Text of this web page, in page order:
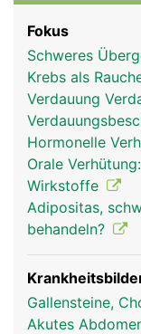
Rubriken
und führen sie
Dünndarm zu.
Gallenblase ab
Zustand
aus dem
sich die
frei. Da die
Dünndarm
notwendig,
Fokus
Schweres
Krebs als
Verdauung
Hormonelle
Orale
Wirkstoffe
Adipositas,
behandeln?
Gallensteine,
Akutes